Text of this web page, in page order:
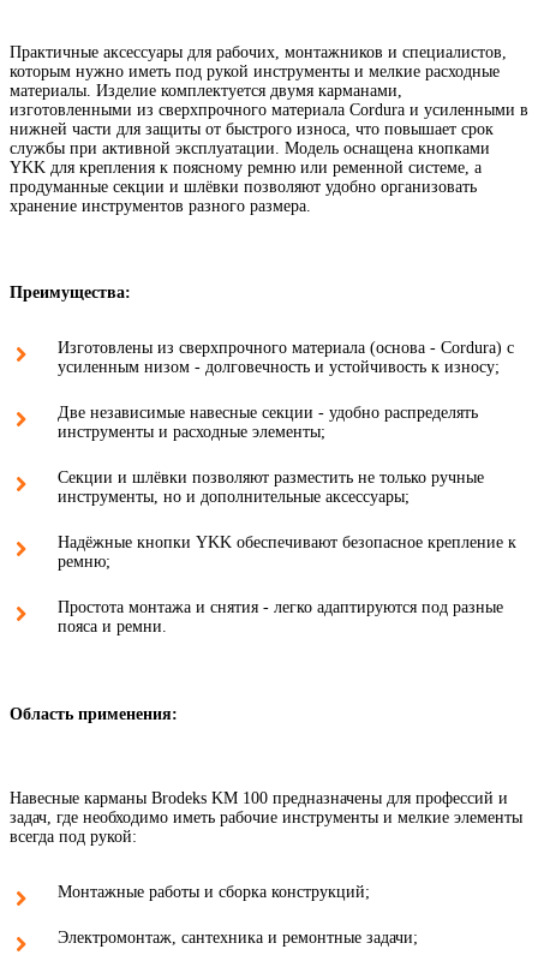
Практичные аксессуары для рабочих, монтажников и специалистов,
которым нужно иметь под рукой инструменты и мелкие расходные
материалы. Изделие комплектуется двумя карманами,
изготовленными из сверхпрочного материала Cordura и усиленными в
нижней части для защиты от быстрого износа, что повышает срок
службы при активной эксплуатации. Модель оснащена кнопками
YKK для крепления к поясному ремню или ременной системе, а
продуманные секции и шлёвки позволяют удобно организовать
хранение инструментов разного размера.
Преимущества:
Изготовлены из сверхпрочного материала (основа - Cordura) с
усиленным низом - долговечность и устойчивость к износу;
Две независимые навесные секции - удобно распределять
инструменты и расходные элементы;
Секции и шлёвки позволяют разместить не только ручные
инструменты, но и дополнительные аксессуары;
Надёжные кнопки YKK обеспечивают безопасное крепление к
ремню;
Простота монтажа и снятия - легко адаптируются под разные
пояса и ремни.
Область применения:
Навесные карманы Brodeks KM 100 предназначены для профессий и
задач, где необходимо иметь рабочие инструменты и мелкие элементы
всегда под рукой:
Монтажные работы и сборка конструкций;
Электромонтаж, сантехника и ремонтные задачи;